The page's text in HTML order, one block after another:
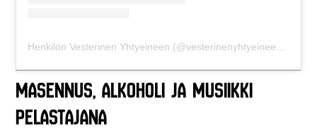
Masennus, alkoholi ja musiikki
pelastajana